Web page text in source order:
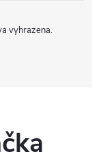
vyhrazena.